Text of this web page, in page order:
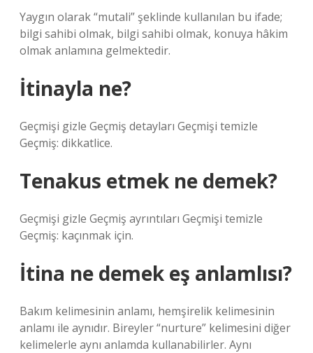
Yaygın olarak “mutali” şeklinde kullanılan bu ifade;
bilgi sahibi olmak, bilgi sahibi olmak, konuya hâkim
olmak anlamına gelmektedir.
İtinayla ne?
Geçmişi gizle Geçmiş detayları Geçmişi temizle
Geçmiş: dikkatlice.
Tenakus etmek ne demek?
Geçmişi gizle Geçmiş ayrıntıları Geçmişi temizle
Geçmiş: kaçınmak için.
İtina ne demek eş anlamlısı?
Bakım kelimesinin anlamı, hemşirelik kelimesinin
anlamı ile aynıdır. Bireyler “nurture” kelimesini diğer
kelimelerle aynı anlamda kullanabilirler. Aynı